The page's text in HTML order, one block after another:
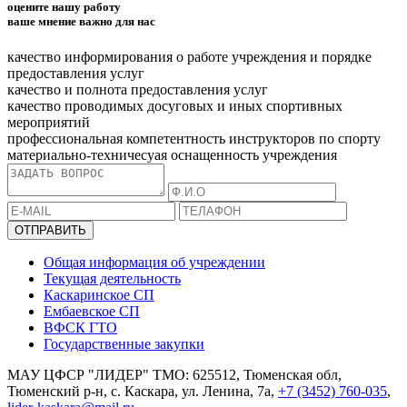
оцените нашу работу
ваше мнение важно для нас
качество информирования о работе учреждения и порядке
предоставления услуг
качество и полнота предоставления услуг
качество проводимых досуговых и иных спортивных
мероприятий
профессиональная компетентность инструкторов по спорту
материально-техничесуая оснащенность учреждения
ОТПРАВИТЬ
Общая информация об учреждении
Текущая деятельность
Каскаринское СП
Ембаевское СП
ВФСК ГТО
Государственные закупки
МАУ ЦФСР "ЛИДЕР" ТМО: 625512, Тюменская обл,
Тюменский р-н, с. Каскара, ул. Ленина, 7а, +7 (3452) 760-035,